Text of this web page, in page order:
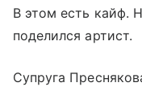
В этом есть кайф.
поделился артист.
Супруга